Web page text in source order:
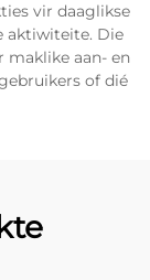
vir daaglikse
aktiwiteite. Die
aan- en
of dié